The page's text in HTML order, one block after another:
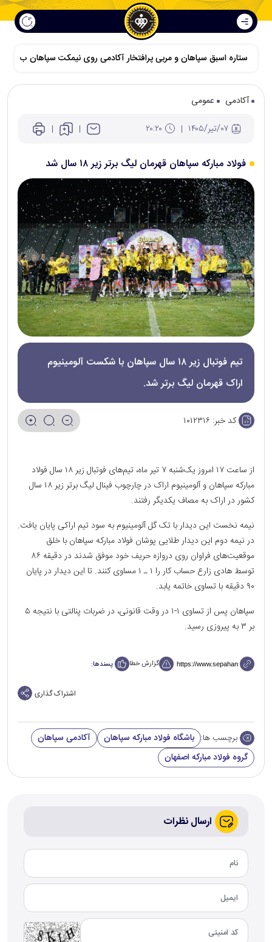
ستاره اسبق سپاهان و مربی پرافتخار آکادمی روی نیمکت سپاهان ب
آکادمی
عمومی
فولاد مبارکه سپاهان قهرمان لیگ برتر زیر ۱۸ سال شد
تیم فوتبال زیر ۱۸ سال سپاهان با شکست آلومینیوم
اراک قهرمان لیگ برتر شد.
کد خبر: ۱۰۱۲۳۱۶
از ساعت ۱۷ امروز یک‌شنبه ۷ تیر ماه، تیم‌های فوتبال زیر ۱۸ سال فولاد
مبارکه سپاهان و آلومینیوم اراک در چارچوب فینال لیگ برتر زیر ۱۸ سال
کشور در اراک به مصاف یکدیگر رفتند.
نیمه نخست این دیدار با تک گل آلومینیوم به سود تیم اراکی پایان یافت.
در نیمه دوم این دیدار طلایی پوشان فولاد مبارکه سپاهان با خلق
موقعیت‌های فراوان روی دروازه حریف خود موفق شدند در دقیقه ۸۶
توسط هادی زارع حساب کار را ۱ ـ ۱ مساوی کنند. تا این دیدار در پایان
۹۰ دقیقه با تساوی خاتمه یابد.
سپاهان پس از تساوی ۱-۱ در وقت قانونی، در ضربات پنالتی با نتیجه ۵
بر ۳ به پیروزی رسید.
گزارش خطا پسندها:
اشتراک گذاری
برچسب ها: باشگاه فولاد مبارکه سپاهان
آکادمی سپاهان
گروه فولاد مبارکه اصفهان
ارسال نظرات